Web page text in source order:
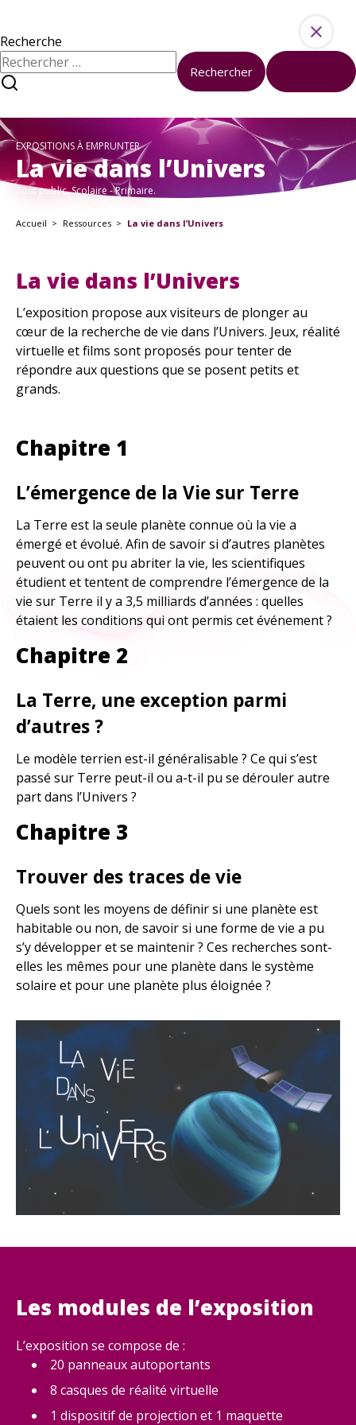
À propos
Sciences et société à l’université
Nous contacter
À votre disposition
Formations
Kits pédagogiques
Tous les événements
À explorer
TOUTES LES ACTIVITÉS
Recherche
Rechercher :
Rechercher
EXPOSITIONS À EMPRUNTER
La vie dans l’Univers
Tout public, Scolaire - Primaire.
Accueil Ressources La vie dans l’Univers
La vie dans l’Univers
L’exposition propose aux visiteurs de plonger au
cœur de la recherche de vie dans l’Univers. Jeux, réalité
virtuelle et films sont proposés pour tenter de
répondre aux questions que se posent petits et
grands.
Chapitre 1
L’émergence de la Vie sur Terre
La Terre est la seule planète connue où la vie a
émergé et évolué. Afin de savoir si d’autres planètes
peuvent ou ont pu abriter la vie, les scientifiques
étudient et tentent de comprendre l’émergence de la
vie sur Terre il y a 3,5 milliards d’années : quelles
étaient les conditions qui ont permis cet événement ?
Chapitre 2
La Terre, une exception parmi
d’autres ?
Le modèle terrien est-il généralisable ? Ce qui s’est
passé sur Terre peut-il ou a-t-il pu se dérouler autre
part dans l’Univers ?
Chapitre 3
Trouver des traces de vie
Quels sont les moyens de définir si une planète est
habitable ou non, de savoir si une forme de vie a pu
s’y développer et se maintenir ? Ces recherches sont-
elles les mêmes pour une planète dans le système
solaire et pour une planète plus éloignée ?
Les modules de l’exposition
L’exposition se compose de :
20 panneaux autoportants
8 casques de réalité virtuelle
1 dispositif de projection et 1 maquette